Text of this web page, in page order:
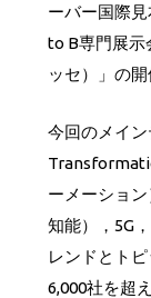
ーバー国際
to B専門展示
ッセ）」の開
今回のメイ
ーメーショ
知能），5G
レンドとト
6,000社を超